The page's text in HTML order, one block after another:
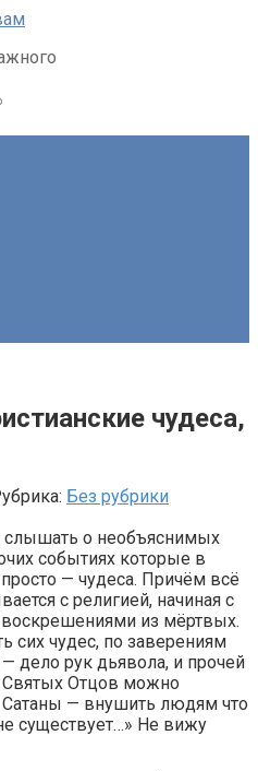
чудеса,
Без рубрики
слышать о необъяснимых
событиях которые в
— чудеса. Причём всё
с религией, начиная с
воскрешениями из мёртвых.
сих чудес, по заверениям
— дело рук дьявола, и прочей
Святых Отцов можно
— внушить людям что
существует…» Не вижу